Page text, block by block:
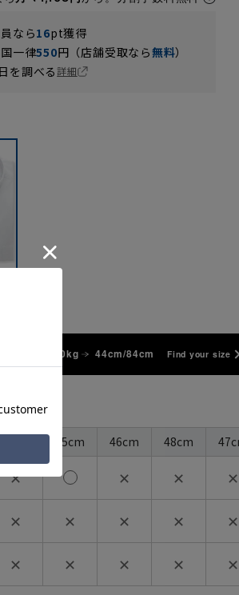
なら16pt獲得
一律550円（店舗受取なら無料）
を調べる詳細
173cm / 70kg 44cm/84cm Find your size
45cm 46cm 48cm
✕ ✕ ✕ ✕
✕ ✕ ✕ ✕ ✕
✕ ✕ ✕ ✕ ✕